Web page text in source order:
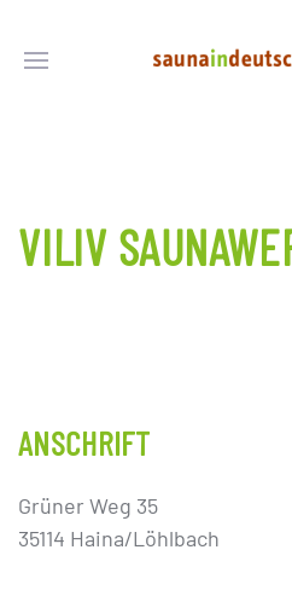
VILIV
ANSCHRIFT
Grüner Weg 35
35114 Haina/Löhlbach